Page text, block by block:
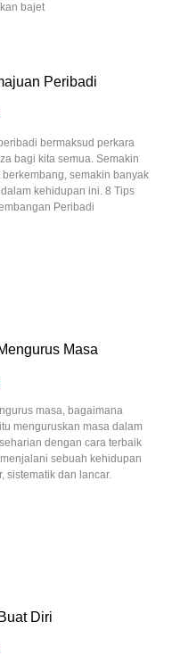
bajet
Peribadi
bermaksud perkara
bagi kita semua. Semakin
berkembang, semakin banyak
kehidupan ini. 8 Tips
Peribadi
Masa
masa, bagaimana
menguruskan masa dalam
dengan cara terbaik
sebuah kehidupan
sistematik dan lancar.
Diri